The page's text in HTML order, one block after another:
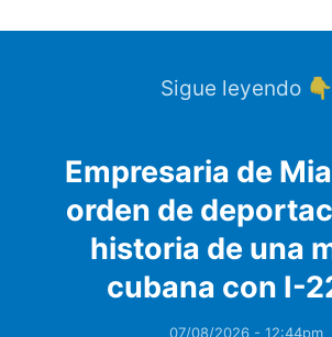
Sigue leyendo 👇